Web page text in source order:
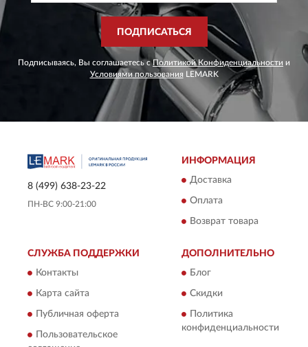
ПОДПИСАТЬСЯ
Подписываясь, Вы соглашаетесь сПолитикой Конфиденциальности и
Условиями пользования LEMARK
8 (499) 638-23-22
ПН-ВС 9:00-21:00
ИНФОРМАЦИЯ
Доставка
Оплата
Возврат товара
СЛУЖБА ПОДДЕРЖКИ
Контакты
Карта сайта
Публичная оферта
Пользовательское
ДОПОЛНИТЕЛЬНО
Блог
Скидки
Политика
конфиденциальности